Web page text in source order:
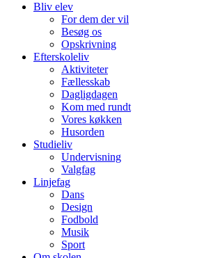
Bliv elev
For dem der vil
Besøg os
Opskrivning
Efterskoleliv
Aktiviteter
Fællesskab
Dagligdagen
Kom med rundt
Vores køkken
Husorden
Studieliv
Undervisning
Valgfag
Linjefag
Dans
Design
Fodbold
Musik
Sport